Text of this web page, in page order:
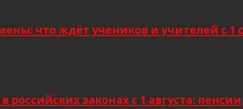
что ждёт учеников и учителей с 1
российских законах с 1 августа: